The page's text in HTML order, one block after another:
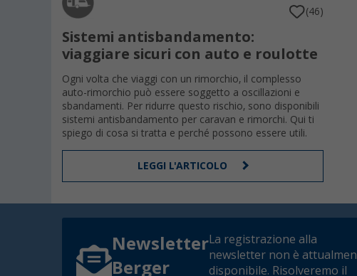
(46)
Sistemi antisbandamento:
viaggiare sicuri con auto e roulotte
Ogni volta che viaggi con un rimorchio, il complesso
auto-rimorchio può essere soggetto a oscillazioni e
sbandamenti. Per ridurre questo rischio, sono disponibili
sistemi antisbandamento per caravan e rimorchi. Qui ti
spiego di cosa si tratta e perché possono essere utili.
LEGGI L'ARTICOLO
Newsletter
Berger
La registrazione alla
newsletter non è
disponibile. Risolveremo il